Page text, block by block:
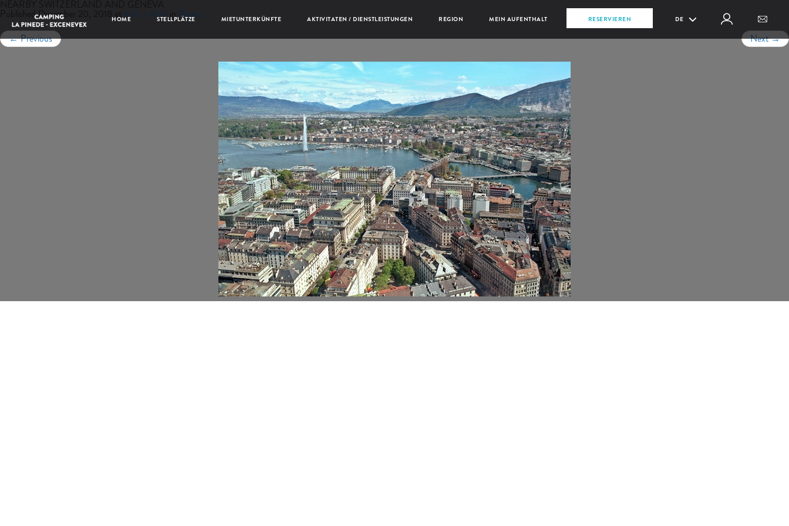
HOME STELLPLÄTZE MIETUNTERKÜNFTE AKTIVITATEN / DIENSTLEISTUNGEN REGION MEIN AUFENTHALT RESERVIEREN DE
PublishedDezember 20, 2018 at600 × 400inRegion
←Previous Next→